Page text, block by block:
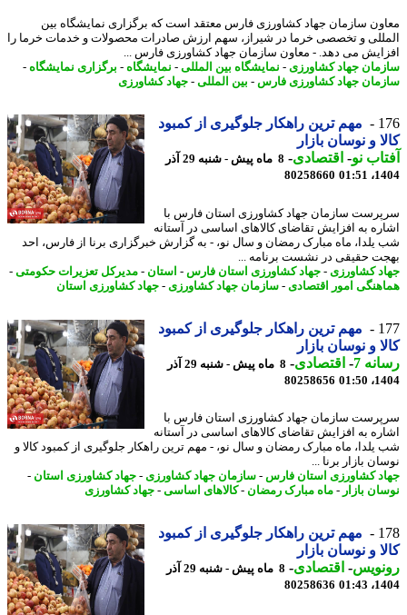
سازمان جهاد کشاورزی فارس معتقد است که برگزاری نمایشگاه بین
و تخصصی خرما در شیراز، سهم ارزش صادرات محصولات و خدمات خرما را
می دهد. - معاون سازمان جهاد کشاورزی فارس ...
جهاد کشاورزی- نمایشگاه بین المللی-نمایشگاه-برگزاری نمایشگاه-
جهاد کشاورزی فارس-بین المللی-جهاد کشاورزی
مهم ترین راهکار جلوگیری از کمبود
و نوسان بازار
نو- اقتصادی-
8 ماه پیش - شنبه 29 آذر
80258660
سازمان جهاد کشاورزی استان فارس با
به افزایش تقاضای کالاهای اساسی در آستانه
ماه مبارک رمضان و سال نو، - به گزارش خبرگزاری برنا از فارس، احد
حقیقی در نشست برنامه ...
کشاورزی- جهاد کشاورزی استان فارس-استان-مدیرکل تعزیرات حکومتی-
امور اقتصادی-سازمان جهاد کشاورزی- جهاد کشاورزی استان
مهم ترین راهکار جلوگیری از کمبود
و نوسان بازار
7
-اقتصادی-
8 ماه پیش - شنبه 29 آذر
80258656
سازمان جهاد کشاورزی استان فارس با
به افزایش تقاضای کالاهای اساسی در آستانه
ماه مبارک رمضان و سال نو، - مهم ترین راهکار جلوگیری از کمبود کالا و
بازار برنا ...
کشاورزی استان فارس-سازمان جهاد کشاورزی- جهاد کشاورزی استان-
بازار - ماه مبارک رمضان-کالاهای اساسی-جهاد کشاورزی
مهم ترین راهکار جلوگیری از کمبود
و نوسان بازار
-اقتصادی-
8 ماه پیش - شنبه 29 آذر
80258636